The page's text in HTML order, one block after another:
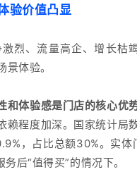
验价值凸显
烈、流量高企、增长枯
体验。
和体验感是门店的核心优
程度加深。 国家统计局
，占比总额30%。 实体
后“值得买”的情况下。